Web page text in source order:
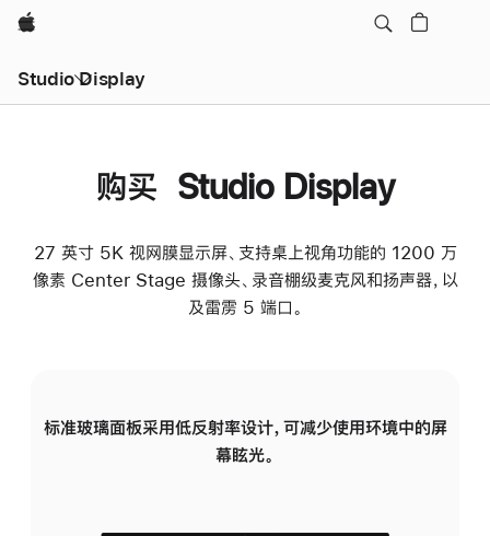
Apple
Studio Display
购买 Studio Display
27 英寸 5K 视网膜显示屏、支持桌上视角功能的 1200 万
像素 Center Stage 摄像头、录音棚级麦克风和扬声器，以
及雷雳 5 端口。
标准玻璃面板采用低反射率设计，可减少使用环境中的屏
幕眩光。